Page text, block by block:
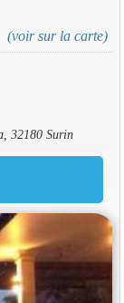
(voir sur la carte)
32180 Surin